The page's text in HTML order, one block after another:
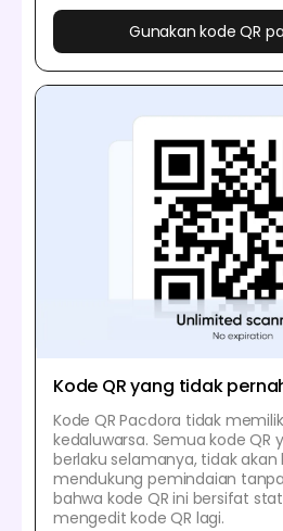
Gunakan kode QR
Kode QR yang tidak
Kode QR Pacdora tidak
kedaluwarsa. Semua kode QR
berlaku selamanya, tidak akan
mendukung pemindaian
bahwa kode QR ini bersifat
mengedit kode QR lagi.